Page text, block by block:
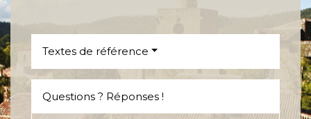
Textes de référence
Questions ? Réponses !